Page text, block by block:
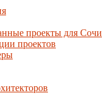
проекты для Сочи
проектов